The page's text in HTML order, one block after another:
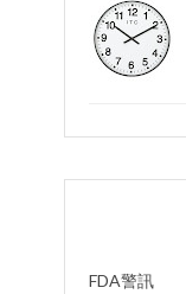
FDA警訊